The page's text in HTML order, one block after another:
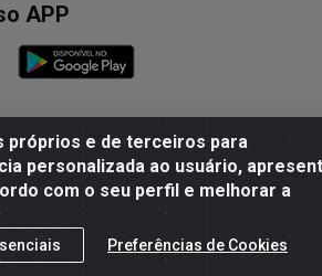
próprios e de terceiros para
personalizada ao usuário,
com o seu perfil e melhorar a
Preferências de Cookies
APP
DE AUTO PECAS LTDA - Rua